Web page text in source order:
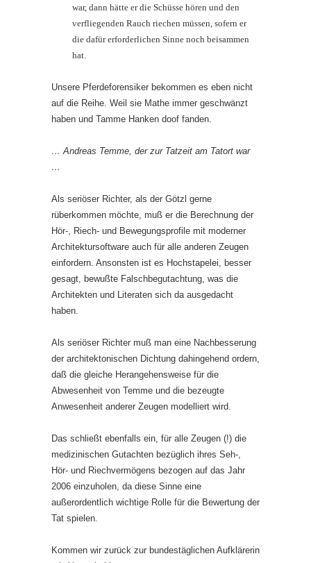
war, dann hätte er die Schüsse hören und den
verfliegenden Rauch riechen müssen, sofern er
die dafür erforderlichen Sinne noch beisammen
hat.
Unsere Pferdeforensiker bekommen es eben nicht
auf die Reihe. Weil sie Mathe immer geschwänzt
haben und Tamme Hanken doof fanden.
… Andreas Temme, der zur Tatzeit am Tatort war
…
Als seriöser Richter, als der Götzl gerne
rüberkommen möchte, muß er die Berechnung der
Hör-, Riech- und Bewegungsprofile mit moderner
Architektursoftware auch für alle anderen Zeugen
einfordern. Ansonsten ist es Hochstapelei, besser
gesagt, bewußte Falschbegutachtung, was die
Architekten und Literaten sich da ausgedacht
haben.
Als seriöser Richter muß man eine Nachbesserung
der architektonischen Dichtung dahingehend ordern,
daß die gleiche Herangehensweise für die
Abwesenheit von Temme und die bezeugte
Anwesenheit anderer Zeugen modelliert wird.
Das schließt ebenfalls ein, für alle Zeugen (!) die
medizinischen Gutachten bezüglich ihres Seh-,
Hör- und Riechvermögens bezogen auf das Jahr
2006 einzuholen, da diese Sinne eine
außerordentlich wichtige Rolle für die Bewertung der
Tat spielen.
Kommen wir zurück zur bundestäglichen Aufklärerin